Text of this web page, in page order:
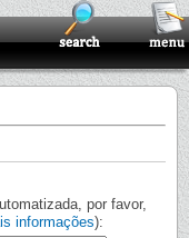
por favor,
informações):